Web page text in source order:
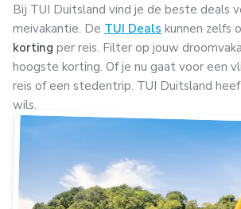
Bij TUI Duitsland vind je de beste deals
meivakantie. De TUI Deals kunnen zelfs
korting per reis. Filter op jouw
hoogste korting. Of je nu gaat voor een
reis of een stedentrip. TUI Duitsland
wils.